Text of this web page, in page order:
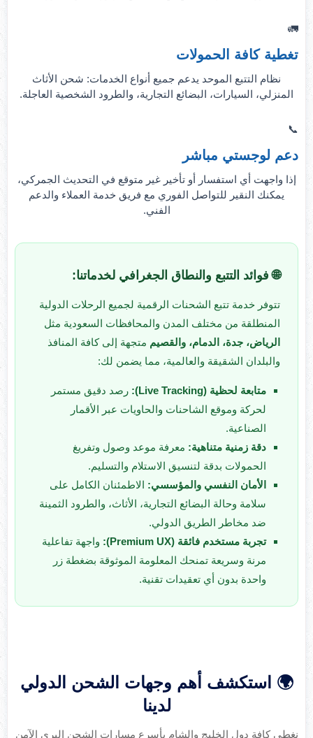
🚛
تغطية كافة الحمولات
نظام التتبع الموحد يدعم جميع أنواع الخدمات: شحن الأثاث
المنزلي، السيارات، البضائع التجارية، والطرود الشخصية العاجلة.
📞
دعم لوجستي مباشر
إذا واجهت أي استفسار أو تأخير غير متوقع في التحديث الجمركي،
يمكنك النقير للتواصل الفوري مع فريق خدمة العملاء والدعم
الفني.
🌐 فوائد التتبع والنطاق الجغرافي لخدماتنا:
تتوفر خدمة تتبع الشحنات الرقمية لجميع الرحلات الدولية
المنطلقة من مختلف المدن والمحافظات السعودية مثل
الرياض، جدة، الدمام، والقصيم متجهة إلى كافة المنافذ
والبلدان الشقيقة والعالمية، مما يضمن لك:
متابعة لحظية (Live Tracking):
رصد دقيق مستمر
لحركة وموقع الشاحنات والحاويات عبر الأقمار
الصناعية.
دقة زمنية متناهية: معرفة موعد وصول وتفريغ
الحمولات بدقة لتنسيق الاستلام والتسليم.
الأمان النفسي والمؤسسي: الاطمئنان الكامل على
سلامة وحالة البضائع التجارية، الأثاث، والطرود الثمينة
ضد مخاطر الطريق الدولي.
تجربة مستخدم فائقة (Premium UX):
واجهة تفاعلية
مرنة وسريعة تمنحك المعلومة الموثوقة بضغطة زر
واحدة بدون أي تعقيدات تقنية.
🌍 استكشف أهم وجهات الشحن الدولي
لدينا
نغطي كافة دول الخليج والشام بأسرع مسارات الشحن البري الآمن